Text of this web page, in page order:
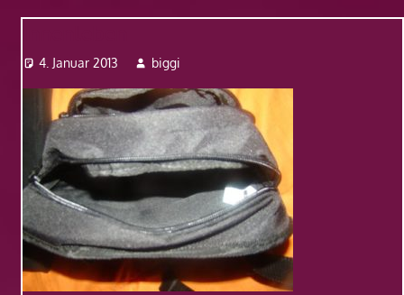
Website
4. Januar 2013 biggi